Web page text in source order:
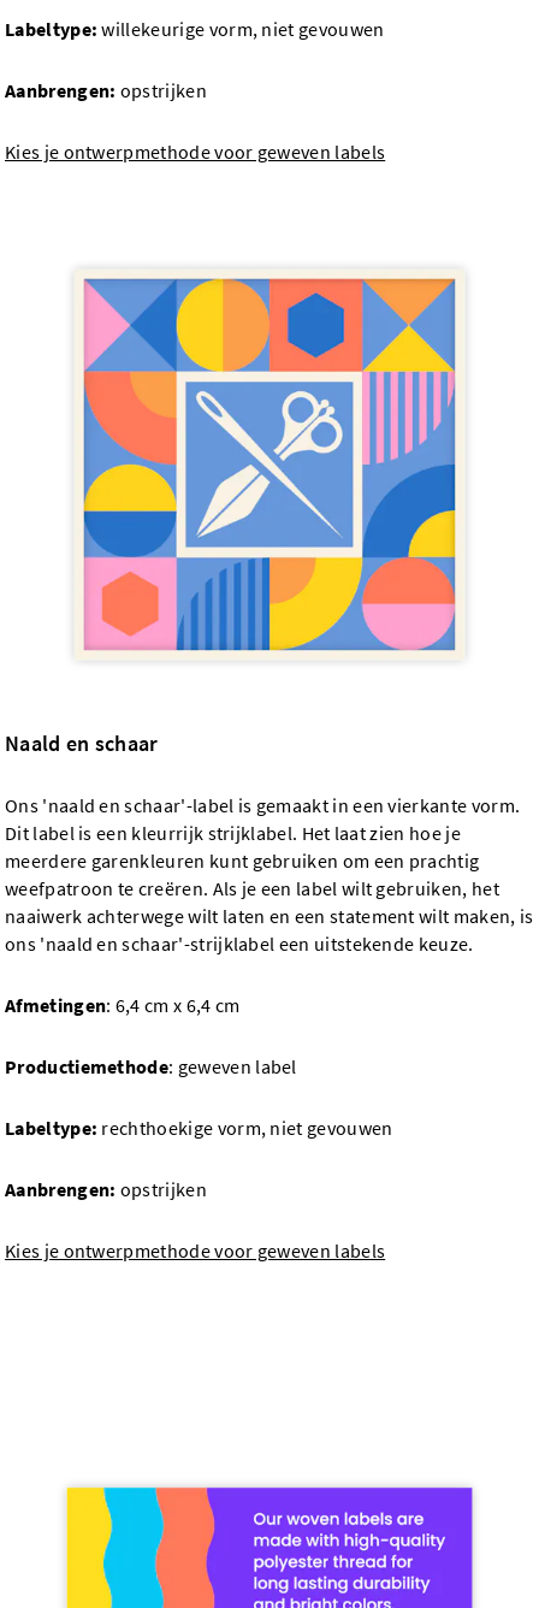
Labeltype:willekeurige vorm, niet gevouwen
Aanbrengen: opstrijken
Kies je ontwerpmethode voor geweven labels
Naald en schaar
Ons 'naald en schaar'-label is gemaakt in een vierkante vorm.
Dit label is een kleurrijk strijklabel. Het laat zien hoe je
meerdere garenkleuren kunt gebruiken om een prachtig
weefpatroon te creëren. Als je een label wilt gebruiken, het
naaiwerk achterwege wilt laten en een statement wilt maken, is
ons 'naald en schaar'-strijklabel een uitstekende keuze.
Afmetingen: 6,4 cm x 6,4 cm
Productiemethode: geweven label
Labeltype: rechthoekige vorm, niet gevouwen
Aanbrengen: opstrijken
Kies je ontwerpmethode voor geweven labels